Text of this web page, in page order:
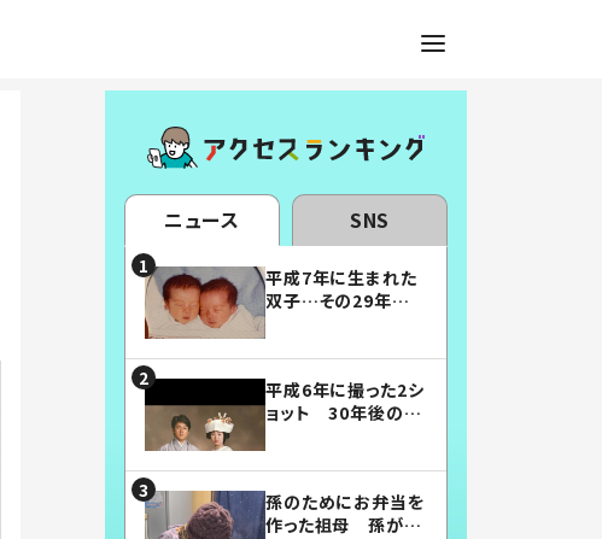
ニュース SNS
平成7年に生まれた
双子…その29年後
平成6年に撮った2シ
ョット 30年後の姿
孫のためにお弁当を
作った祖母 孫が絶